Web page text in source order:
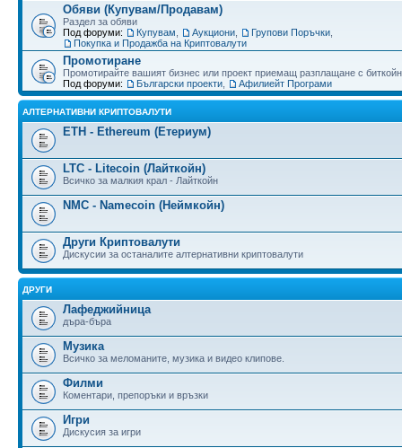
Обяви (Купувам/Продавам)
Раздел за обяви
Под форуми:
Купувам Аукциони Групови Поръчки
Покупка и Продажба на Криптовалути
Промотиране
Промотирайте вашият бизнес или проект приемащ разплащане с биткойн
Под форуми:
Български проекти Афилиейт Програми
АЛТЕРНАТИВНИ КРИПТОВАЛУТИ
ETH - Ethereum (Етериум)
LTC - Litecoin (Лайткойн)
Всичко за малкия крал - Лайткойн
NMC - Namecoin (Неймкойн)
Други Криптовалути
Дискусии за останалите алтернативни криптовалути
ДРУГИ
Лафеджийница
дъра-бъра
Музика
Всичко за меломаните, музика и видео клипове.
Филми
Коментари, препоръки и връзки
Игри
Дискусия за игри